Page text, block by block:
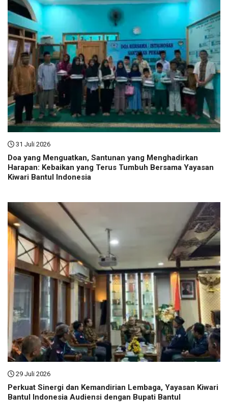
31 Juli 2026
Doa yang Menguatkan, Santunan yang Menghadirkan
Harapan: Kebaikan yang Terus Tumbuh Bersama Yayasan
Kiwari Bantul Indonesia
29 Juli 2026
Perkuat Sinergi dan Kemandirian Lembaga, Yayasan Kiwari
Bantul Indonesia Audiensi dengan Bupati Bantul